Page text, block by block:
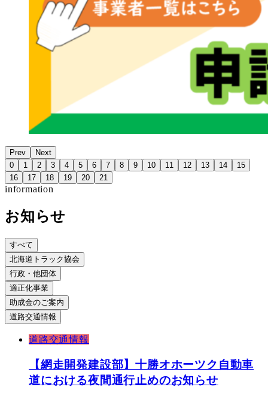
Prev
Next
0
1 2 3 4 5 6 7 8 9 10 11 12 13 14
15
16
17 18 19 20 21
information
お知らせ
すべて
北海道トラック協会
行政・他団体
適正化事業
助成金のご案内
道路交通情報
道路交通情報
【網走開発建設部】十勝オホーツク自動車
道における夜間通行止めのお知らせ